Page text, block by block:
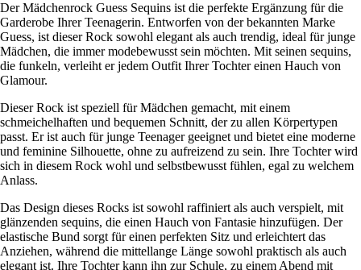
Der Mädchenrock Guess Sequins ist die perfekte Ergänzung für die
Garderobe Ihrer Teenagerin. Entworfen von der bekannten Marke
Guess, ist dieser Rock sowohl elegant als auch trendig, ideal für junge
Mädchen, die immer modebewusst sein möchten. Mit seinen sequins,
die funkeln, verleiht er jedem Outfit Ihrer Tochter einen Hauch von
Glamour.
Dieser Rock ist speziell für Mädchen gemacht, mit einem
schmeichelhaften und bequemen Schnitt, der zu allen Körpertypen
passt. Er ist auch für junge Teenager geeignet und bietet eine moderne
und feminine Silhouette, ohne zu aufreizend zu sein. Ihre Tochter wird
sich in diesem Rock wohl und selbstbewusst fühlen, egal zu welchem
Anlass.
Das Design dieses Rocks ist sowohl raffiniert als auch verspielt, mit
glänzenden sequins, die einen Hauch von Fantasie hinzufügen. Der
elastische Bund sorgt für einen perfekten Sitz und erleichtert das
Anziehen, während die mittellange Länge sowohl praktisch als auch
elegant ist. Ihre Tochter kann ihn zur Schule, zu einem Abend mit